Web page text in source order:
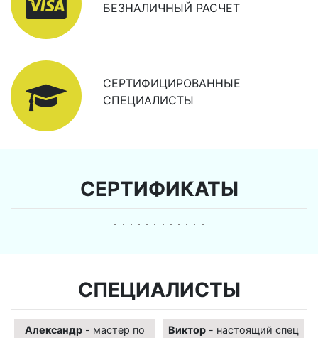
БЕЗНАЛИЧНЫЙ РАСЧЕТ
СЕРТИФИЦИРОВАННЫЕ
СПЕЦИАЛИСТЫ
СЕРТИФИКАТЫ
СПЕЦИАЛИСТЫ
Александр - мастер по
Виктор- настоящий спец